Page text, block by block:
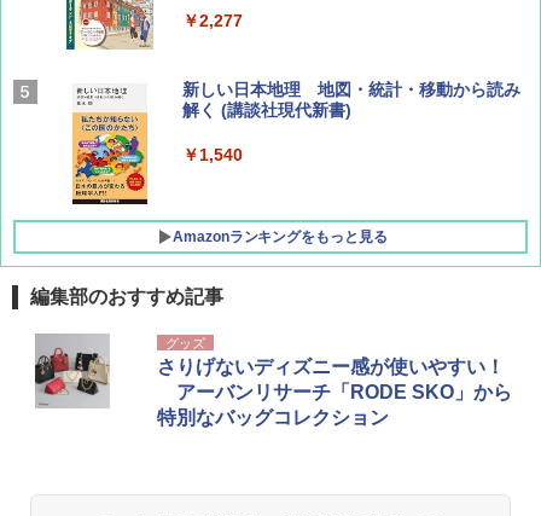
AIRLINE（エアライン）2026年9月号【特
集】ボーイング110周年を祝して！
￥1,760
￥2,277
新しい日本地理 地図・統計・移動から読み
解く (講談社現代新書)
￥1,540
Amazonランキングをもっと見る
[キャンパーズコレクション 山善] ポップアッ
プテント 傘みたいに広げて畳める パッとサ
ッとサンシェード キューブ フルクローズ メ
ッシュ 簡単設置 ワンタッチテント キャンプ
&ハイキング カーキ PATC-150(KH)
DEWEL パラソル 大型 ビーチ アウトドアパ
ラソル ガーデン サイトシート付 折りたたみ
防水 UVカット 4段階高さ調整 軽量 収納袋付
き
編集部のおすすめ記事
グッズ
さりげないディズニー感が使いやすい！
アーバンリサーチ「RODE SKO」から
特別なバッグコレクション